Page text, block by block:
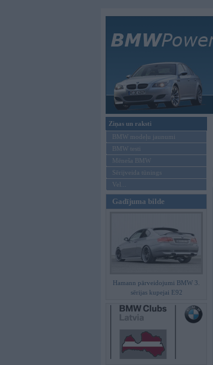
Ziņas un raksti
BMW modeļu jaunumi
BMW testi
Mēneša BMW
Sērijveida tūnings
Vel...
Gadījuma bilde
Hamann pārveidojumi BMW 3.
sērijas kupejai E92